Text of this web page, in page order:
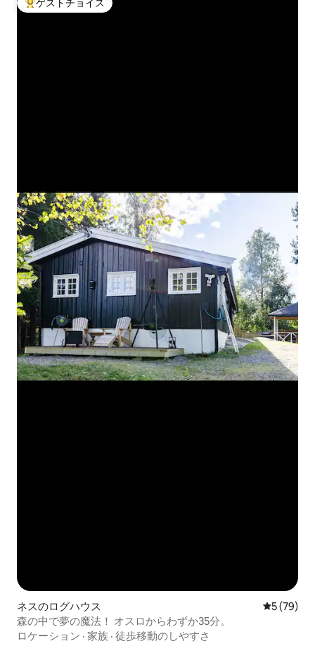
大好評のゲストチョイスです。
ゲストチョイス
ネスのログハウス レビュー
5 (79)
森の中で夢の魔法！ オスロからわずか35分。
ロケーション · 家族 · 徒歩移動のしやすさ